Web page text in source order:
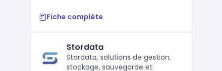
Fiche complète
Stordata
Stordata, solutions de gestion,
stockage, sauvegarde et